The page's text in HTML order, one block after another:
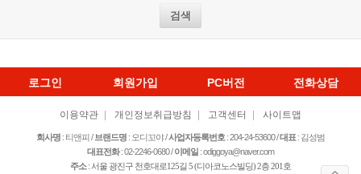
로그인 회원가입 PC버전 전화상담
이용약관 개인정보취급방침 고객센터 사이트맵
회사명 : 티앤피 / 브랜드명 : 오디꼬야 /사업자등록번호 : 204-24-53600/대표 : 김성범
대표전화: 02-2246-0680 /이메일 : odiggoya@naver.com
주소: 서울 광진구 천호대로125길 5­ (디아코노스빌딩) 2층 201호